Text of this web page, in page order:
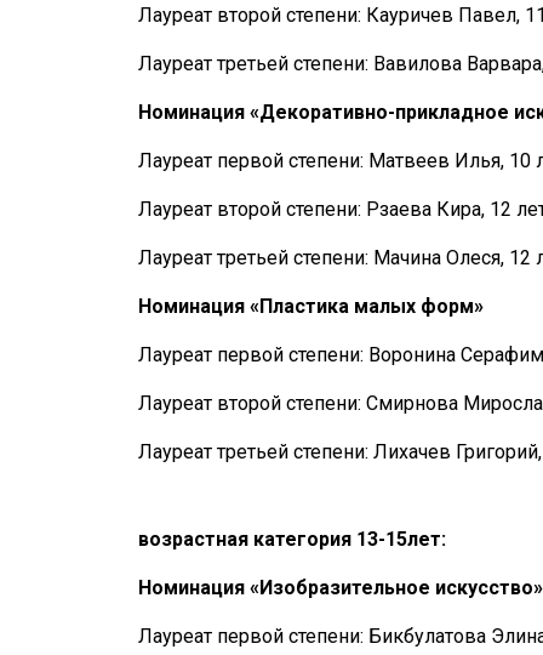
Лауреат второй степени: Кауричев Павел,
Лауреат третьей степени: Вавилова
Номинация «Декоративно-прикладное
Лауреат первой степени: Матвеев Илья, 10
Лауреат второй степени: Рзаева Кира, 12
Лауреат третьей степени: Мачина Олеся, 12
Номинация «Пластика малых форм»
Лауреат первой степени: Воронина
Лауреат второй степени: Смирнова
Лауреат третьей степени: Лихачев
возрастная категория 13-15лет:
Номинация «Изобразительное
Лауреат первой степени: Бикбулатова